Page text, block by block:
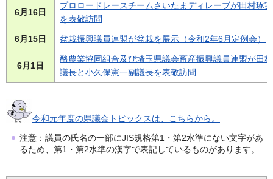
6月16日
プロロードレースチームさいたまディレーブが田村琢
を表敬訪問
6月15日 盆栽振興議員連盟が盆栽を展示（令和2年6月定例会）
6月1日
酪農業協同組合及び埼玉県議会畜産振興議員連盟が田
議長と小久保憲一副議長を表敬訪問
令和元年度の県議会トピックスは、こちらから。
注意：議員の氏名の一部にJIS規格第1・第2水準にない文字があ
るため、第1・第2水準の漢字で表記しているものがあります。